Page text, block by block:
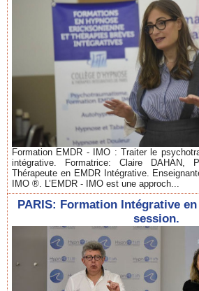
Formation EMDR - IMO : Traiter le
intégrative. Formatrice: Claire DAHAN,
Thérapeute en EMDR Intégrative.
IMO ®. L’EMDR - IMO est une approch...
PARIS: Formation Intégrative
session.